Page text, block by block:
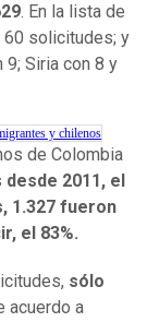
. En la lista de
60 solicitudes; y
9; Siria con 8 y
y chilenos
de Colombia
desde 2011, el
1.327 fueron
el 83%.
sólo
acuerdo a